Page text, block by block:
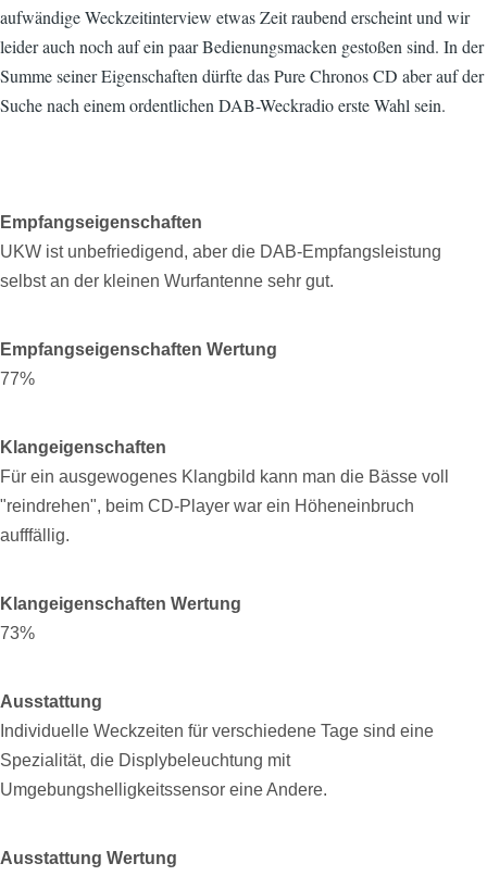
aufwändige Weckzeitinterview etwas Zeit raubend erscheint und wir
leider auch noch auf ein paar Bedienungsmacken gestoßen sind. In der
Summe seiner Eigenschaften dürfte das Pure Chronos CD aber auf der
Suche nach einem ordentlichen DAB-Weckradio erste Wahl sein.
Empfangseigenschaften
UKW ist unbefriedigend, aber die DAB-Empfangsleistung
selbst an der kleinen Wurfantenne sehr gut.
Empfangseigenschaften Wertung
77%
Klangeigenschaften
Für ein ausgewogenes Klangbild kann man die Bässe voll
"reindrehen", beim CD-Player war ein Höheneinbruch
aufffällig.
Klangeigenschaften Wertung
73%
Ausstattung
Individuelle Weckzeiten für verschiedene Tage sind eine
Spezialität, die Displybeleuchtung mit
Umgebungshelligkeitssensor eine Andere.
Ausstattung Wertung